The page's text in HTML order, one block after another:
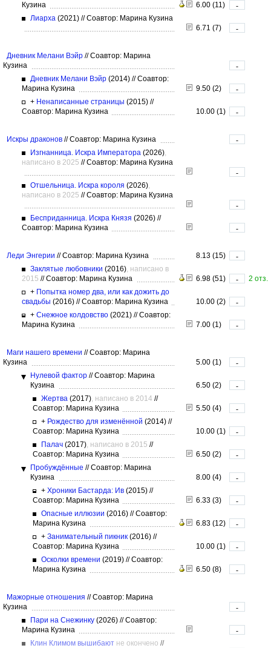
Кузина
6.00 (11)
-
Лиарха (2021) //Соавтор: Марина Кузина
6.71 (7)
-
Дневник Мелани Вэйр //Соавтор: Марина
Кузина
-
Дневник Мелани Вэйр (2014) //Соавтор:
Марина Кузина
9.50 (2)
-
+ Ненаписанные страницы (2015) //
Соавтор: Марина Кузина
10.00 (1) -
Искры драконов //Соавтор: Марина Кузина
-
Изгнанница. Искра Императора (2026),
написано в 2025 //Соавтор: Марина Кузина
-
Отшельница. Искра короля (2026),
написано в 2025 //Соавтор: Марина Кузина
-
Бесприданница. Искра Князя (2026) //
Соавтор: Марина Кузина
-
Леди Энгерии //Соавтор: Марина Кузина 8.13 (15)
-
Заклятые любовники (2016), написано в
2015 //Соавтор: Марина Кузина 6.98 (51) -
2 отз.
+ Попытка номер два, или как дожить до
свадьбы (2016) //Соавтор: Марина Кузина 10.00 (2)
-
+ Снежное колдовство (2021) //Соавтор:
Марина Кузина
7.00 (1) -
Маги нашего времени //Соавтор: Марина
Кузина
5.00 (1)
-
Нулевой фактор //Соавтор: Марина
Кузина
6.50 (2)
-
Жертва (2017), написано в 2014 //
Соавтор: Марина Кузина
5.50 (4)
-
+ Рождество для изменённой (2014) //
Соавтор: Марина Кузина
10.00 (1)
-
Палач (2017), написано в 2015 //
Соавтор: Марина Кузина
6.50 (2)
-
Пробуждённые //Соавтор: Марина
Кузина
8.00 (4)
-
+ Хроники Бастарда: Ив (2015) //
Соавтор: Марина Кузина
6.33 (3)
-
Опасные иллюзии (2016) //Соавтор:
Марина Кузина
6.83 (12)
-
+ Занимательный пикник (2016) //
Соавтор: Марина Кузина
10.00 (1)
-
Осколки времени (2019) //Соавтор:
Марина Кузина
6.50 (8) -
Мажорные отношения //Соавтор: Марина
Кузина
-
Пари на Снежинку (2026) //Соавтор:
Марина Кузина
-
Клин Климом вышибают не окончено //